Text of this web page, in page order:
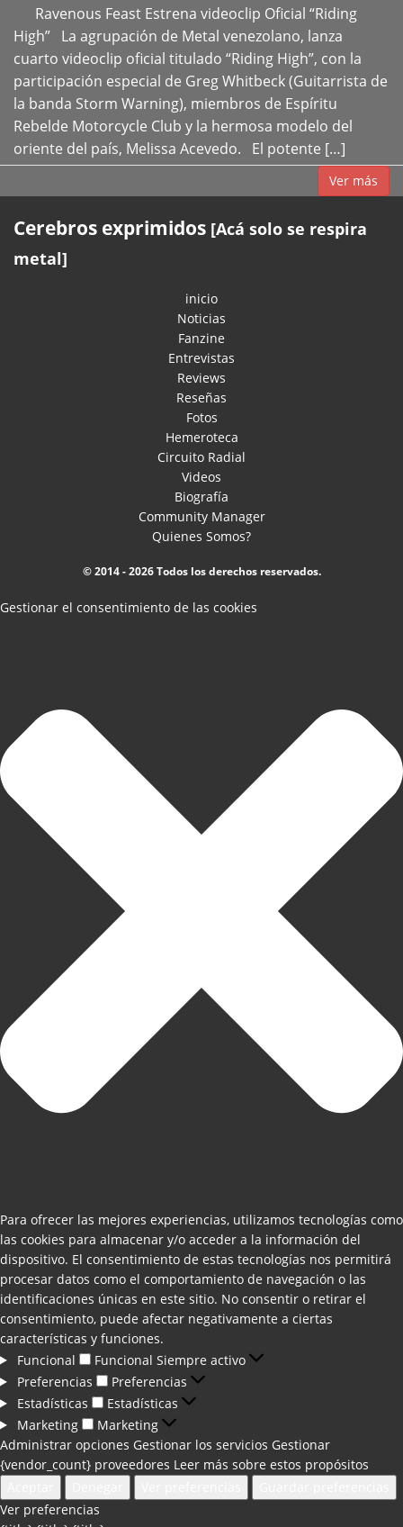
Ravenous Feast Estrena videoclip Oficial “Riding
High” La agrupación de Metal venezolano, lanza
cuarto videoclip oficial titulado “Riding High”, con la
participación especial de Greg Whitbeck (Guitarrista de
la banda Storm Warning), miembros de Espíritu
Rebelde Motorcycle Club y la hermosa modelo del
oriente del país, Melissa Acevedo. El potente […]
Ver más
Cerebros exprimidos [Acá solo se respira
metal]
inicio
Noticias
Fanzine
Entrevistas
Reviews
Reseñas
Fotos
Hemeroteca
Circuito Radial
Videos
Biografía
Community Manager
Quienes Somos?
© 2014 - 2026 Todos los derechos reservados.
Gestionar el consentimiento de las cookies
Para ofrecer las mejores experiencias, utilizamos tecnologías como
las cookies para almacenar y/o acceder a la información del
dispositivo. El consentimiento de estas tecnologías nos permitirá
procesar datos como el comportamiento de navegación o las
identificaciones únicas en este sitio. No consentir o retirar el
consentimiento, puede afectar negativamente a ciertas
características y funciones.
Funcional
Funcional Siempre activo
Preferencias
Preferencias
Estadísticas
Estadísticas
Marketing
Marketing
Administrar opciones Gestionar los servicios Gestionar
{vendor_count} proveedores Leer más sobre estos propósitos
Ver preferencias